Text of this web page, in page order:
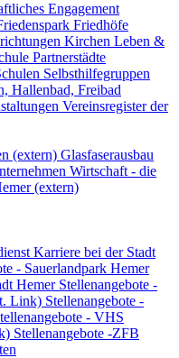
Engagement
Friedhöfe
Kirchen Leben &
Partnerstädte
Selbsthilfegruppen
Hallenbad, Freibad
Vereinsregister der
(extern) Glasfaserausbau
Wirtschaft - die
(extern)
Karriere bei der Stadt
- Sauerlandpark Hemer
Hemer Stellenangebote -
Link) Stellenangebote -
- VHS
Stellenangebote -ZFB